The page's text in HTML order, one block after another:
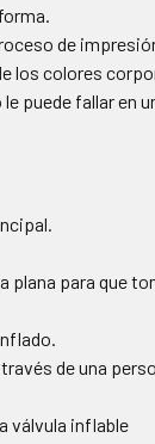
de
los colores
puede fallar en
plana para que
de una
válvula inflable